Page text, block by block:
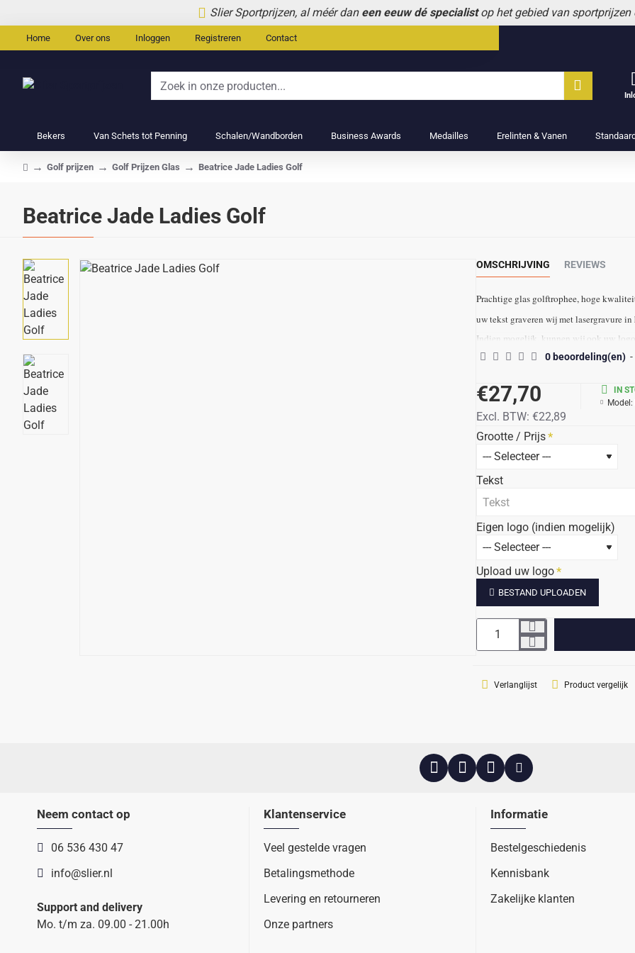
Slier Sportprijzen, al méér dan een eeuw dé specialistop het gebied van sportprijzen
Home Over ons Inloggen Registreren Contact
Zoek
producten...
Bekers Van Schets tot Penning Schalen/Wandborden Business Awards Medailles Erelinten & Vanen
Beatrice Jade Ladies Golf
Golf prijzen Golf Prijzen Glas Beatrice Jade Ladies Golf
OMSCHRIJVING REVIEWS
Prachtige glas golftrophee, hoge
uw tekst graveren wij met lasergravure in
Indien mogelijk, kunnen wij ook uw logo
Levertijd: 4-7 werkdagen, eventueel
De prijs die achter totaalprijs weergeven
Alle prijzen zijn incl. 21%btw / tekst /
0 beoordeling(en) -
€27,70
Excl. BTW: €22,89
IN
Model:
Grootte / Prijs
Tekst
Eigen logo (indien mogelijk)
Upload uw logo
BESTAND UPLOADEN
Verlanglijst Product vergelijk
Neem contact op
06 536 430 47
info@slier.nl
Support and delivery
Mo. t/m za. 09.00 - 21.00h
Klantenservice
Veel gestelde vragen
Betalingsmethode
Levering en retourneren
Onze partners
Informatie
Bestelgeschiedenis
Kennisbank
Zakelijke klanten